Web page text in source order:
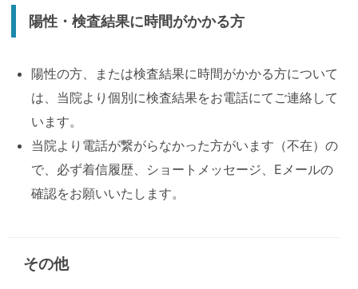
陽性・検査結果に時間がかかる方
陽性の方、または検査結果に時間がかかる方について
は、当院より個別に検査結果をお電話にてご連絡して
います。
当院より電話が繋がらなかった方がいます（不在）の
で、必ず着信履歴、ショートメッセージ、Eメールの
確認をお願いいたします。
その他